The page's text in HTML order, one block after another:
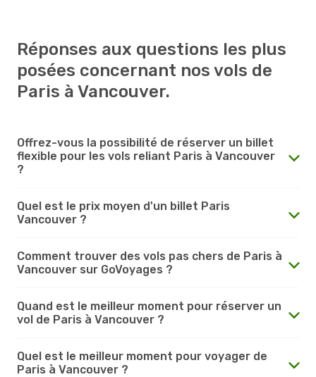
Réponses aux questions les plus
posées concernant nos vols de
Paris à Vancouver.
Offrez-vous la possibilité de réserver un billet
flexible pour les vols reliant Paris à Vancouver
?
Quel est le prix moyen d'un billet Paris
Vancouver ?
Comment trouver des vols pas chers de Paris à
Vancouver sur GoVoyages ?
Quand est le meilleur moment pour réserver un
vol de Paris à Vancouver ?
Quel est le meilleur moment pour voyager de
Paris à Vancouver ?